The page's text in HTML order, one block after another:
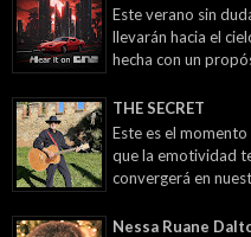
Este verano sin
llevarán hacia el
hecha con un
THE SECRET
Este es el
que la emotividad
convergerá en
Nessa Ruane